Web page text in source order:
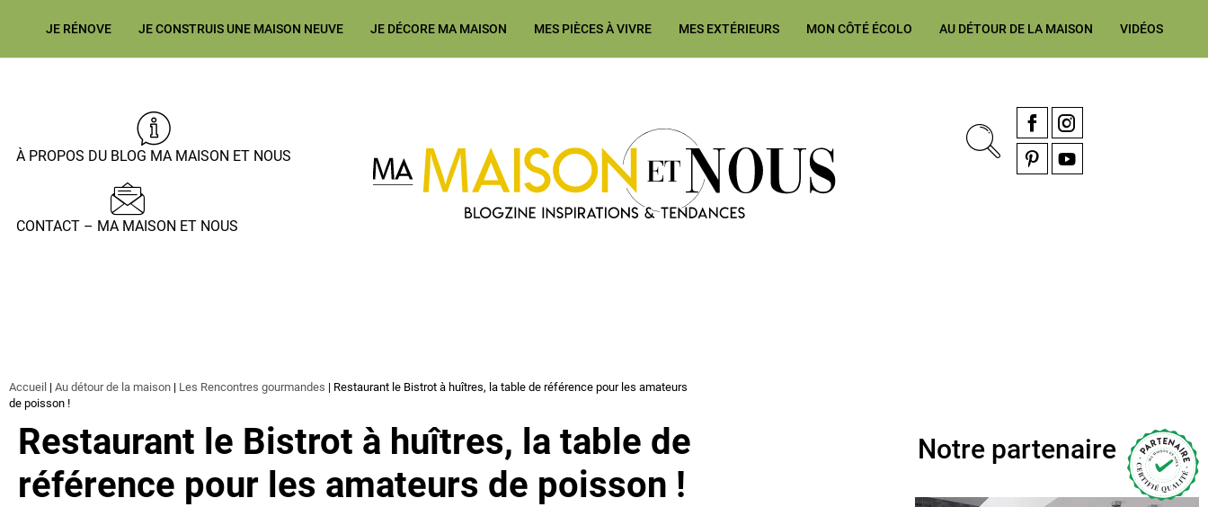
JE RÉNOVE JE CONSTRUIS UNE MAISON NEUVE JE DÉCORE MA MAISON MES PIÈCES À VIVRE MES EXTÉRIEURS MON CÔTÉ ÉCOLO AU DÉTOUR DE LA MAISON VIDÉOS
Ma Maison et Nous Construction, rénovation & décoration Alsace, Franche-Comté
À PROPOS DU BLOG MA MAISON ET NOUS
CONTACT – MA MAISON ET NOUS
FacebookInstagram
Accueil | Au détour de la maison | Les Rencontres gourmandes | Restaurant le Bistrot à huîtres, la table de référence pour les amateurs
de poisson !
Restaurant le Bistrot à huîtres, la table de
référence pour les amateurs de poisson !
Notre partenaire